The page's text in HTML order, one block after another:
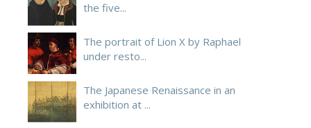
the five...
The portrait of Lion X by Raphael
under resto...
The Japanese Renaissance in an
exhibition at ...